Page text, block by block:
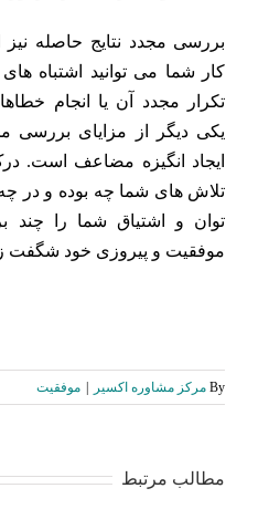
بررسی مجدد نتایج حاصله نیز
کار شما می‌ توانید اشتباه‌
تکرار مجدد آن یا انجام
یکی دیگر از مزایای بررسی
ایجاد انگیزه مضاعف است.
تلاش‌ های شما چه بوده و در چه
توان و اشتیاق شما را چند
موفقیت و پیروزی خود شگفت‌
By مرکز مشاوره اکسیر | موفقیت
مطالب مرتبط